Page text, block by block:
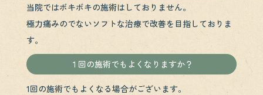
当院ではボキボキの施術はしておりません。
極力痛みのでないソフトな治療で改善を目指しておりま
す。
１回の施術でもよくなりますか？
1回の施術でもよくなる場合がございます。